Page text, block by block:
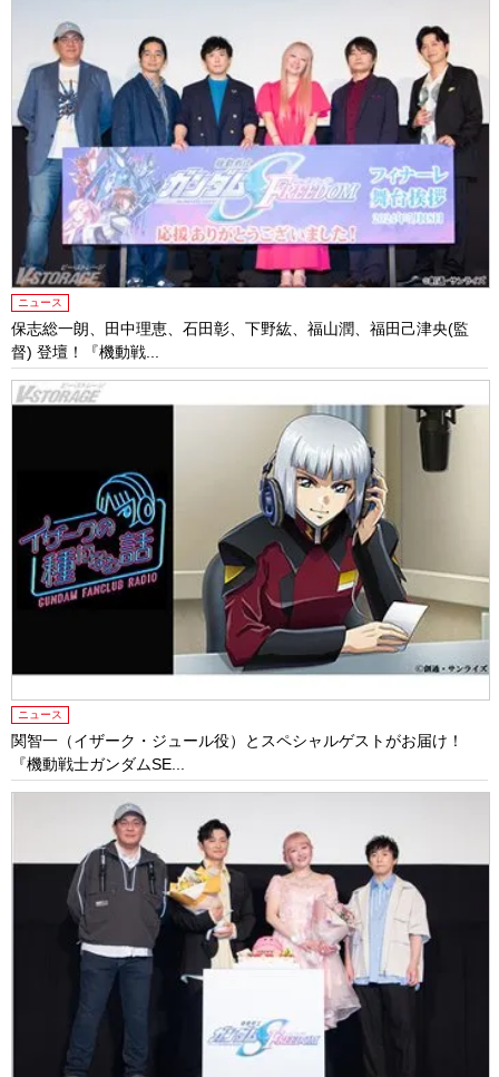
ニュース
保志総一朗、田中理恵、石田彰、下野紘、福山潤、福田己津央(監
督) 登壇！『機動戦...
ニュース
関智一（イザーク・ジュール役）とスペシャルゲストがお届け！
『機動戦士ガンダムSE...